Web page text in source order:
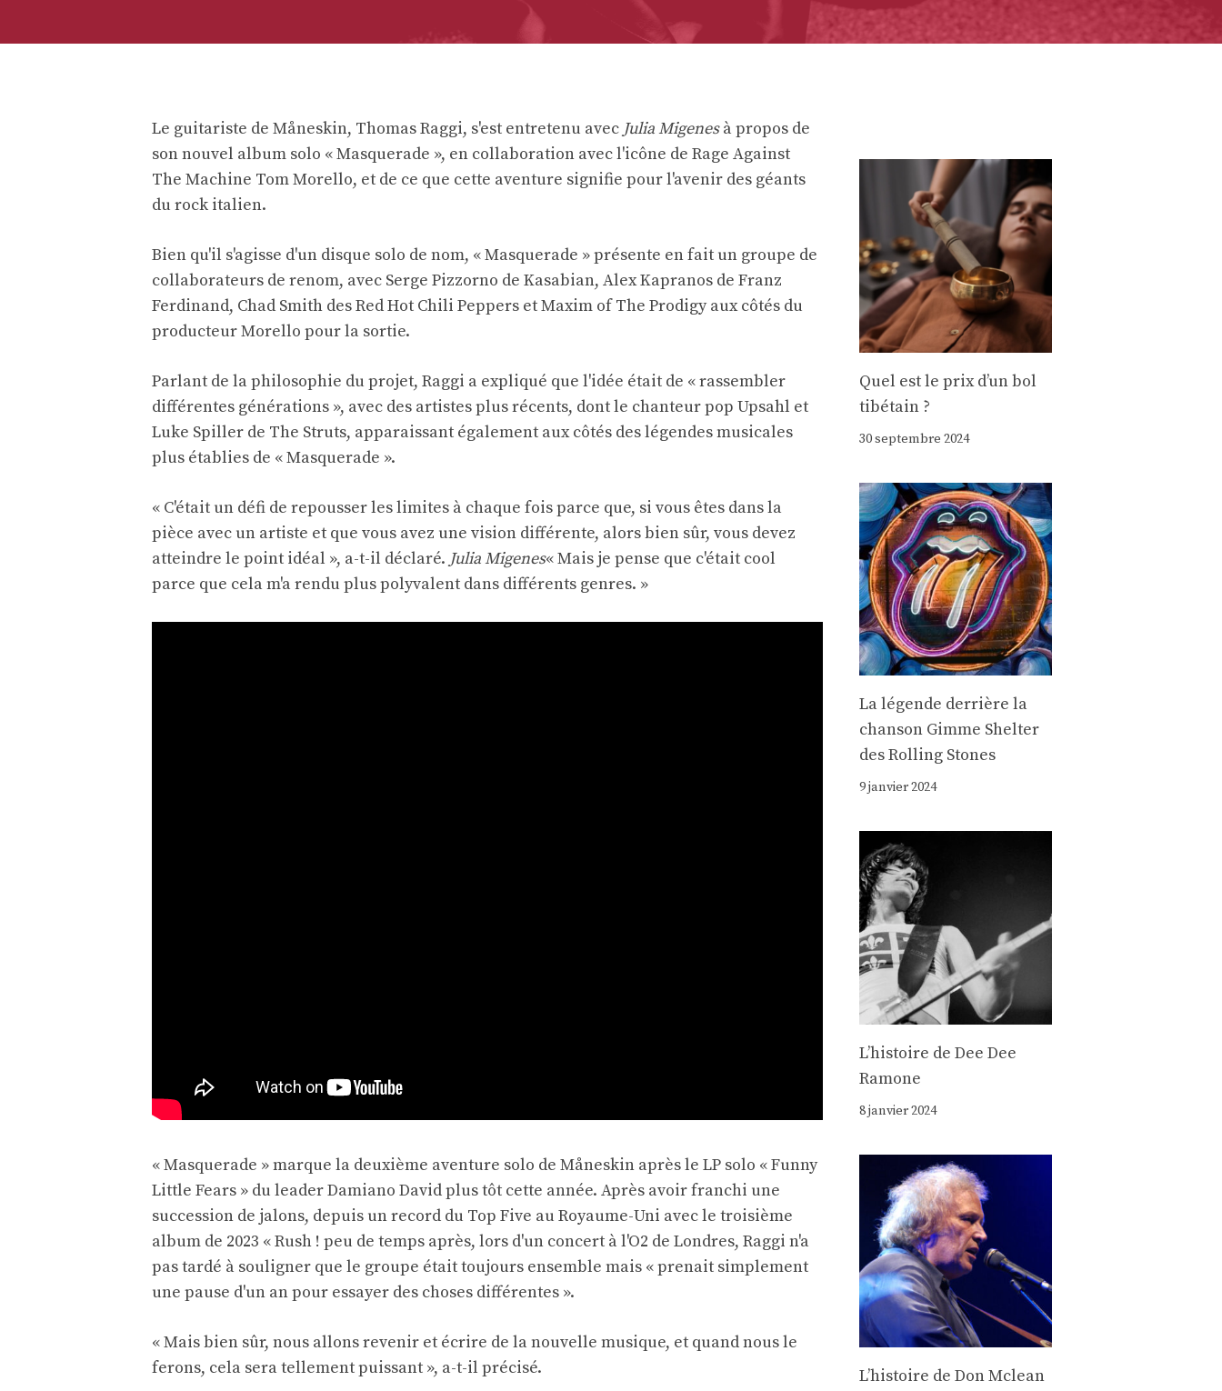
Le guitariste de Måneskin, Thomas Raggi, s'est entretenu avec Julia Migenesà propos de
son nouvel album solo « Masquerade », en collaboration avec l'icône de Rage Against
The Machine Tom Morello, et de ce que cette aventure signifie pour l'avenir des géants
du rock italien.
Bien qu'il s'agisse d'un disque solo de nom, « Masquerade » présente en fait un groupe de
collaborateurs de renom, avec Serge Pizzorno de Kasabian, Alex Kapranos de Franz
Ferdinand, Chad Smith des Red Hot Chili Peppers et Maxim of The Prodigy aux côtés du
producteur Morello pour la sortie.
Parlant de la philosophie du projet, Raggi a expliqué que l'idée était de « rassembler
différentes générations », avec des artistes plus récents, dont le chanteur pop Upsahl et
Luke Spiller de The Struts, apparaissant également aux côtés des légendes musicales
plus établies de « Masquerade ».
« C'était un défi de repousser les limites à chaque fois parce que, si vous êtes dans la
pièce avec un artiste et que vous avez une vision différente, alors bien sûr, vous devez
atteindre le point idéal », a-t-il déclaré. Julia Migenes« Mais je pense que c'était cool
parce que cela m'a rendu plus polyvalent dans différents genres. »
« Masquerade » marque la deuxième aventure solo de Måneskin après le LP solo « Funny
Little Fears » du leader Damiano David plus tôt cette année. Après avoir franchi une
succession de jalons, depuis un record du Top Five au Royaume-Uni avec le troisième
album de 2023 « Rush ! peu de temps après, lors d'un concert à l'O2 de Londres, Raggi n'a
pas tardé à souligner que le groupe était toujours ensemble mais « prenait simplement
une pause d'un an pour essayer des choses différentes ».
« Mais bien sûr, nous allons revenir et écrire de la nouvelle musique, et quand nous le
ferons, cela sera tellement puissant », a-t-il précisé.
Quel est le prix d’un bol
tibétain ?
30 septembre 2024
La légende derrière la
chanson Gimme Shelter
des Rolling Stones
9 janvier 2024
Lʼhistoire de Dee Dee
Ramone
8 janvier 2024
Lʼhistoire de Don Mclean